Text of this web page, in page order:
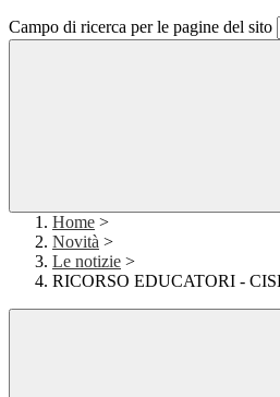
Campo di ricerca per le pagine del sito
Home >
Novità >
Le notizie >
RICORSO EDUCATORI -